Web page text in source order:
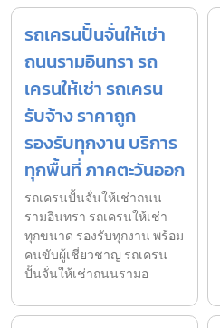
รถเครนปั้นจั่นให้เช่า
ถนนรามอินทรา รถ
เครนให้เช่า รถเครน
รับจ้าง ราคาถูก
รองรับทุกงาน บริการ
ทุกพื้นที่ ภาคตะวันออก
รถเครนปั้นจั่นให้เช่าถนน
รามอินทรา รถเครนให้เช่า
ทุกขนาด รองรับทุกงาน พร้อม
คนขับผู้เชี่ยวชาญ รถเครน
ปั้นจั่นให้เช่าถนนรามอ